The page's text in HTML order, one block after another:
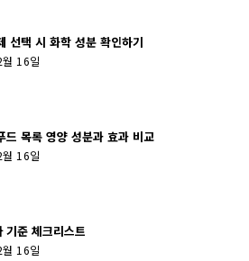
선택 시 화학 성분 확인하기
16일
드 목록 영양 성분과 효과 비교
16일
기준 체크리스트
16일